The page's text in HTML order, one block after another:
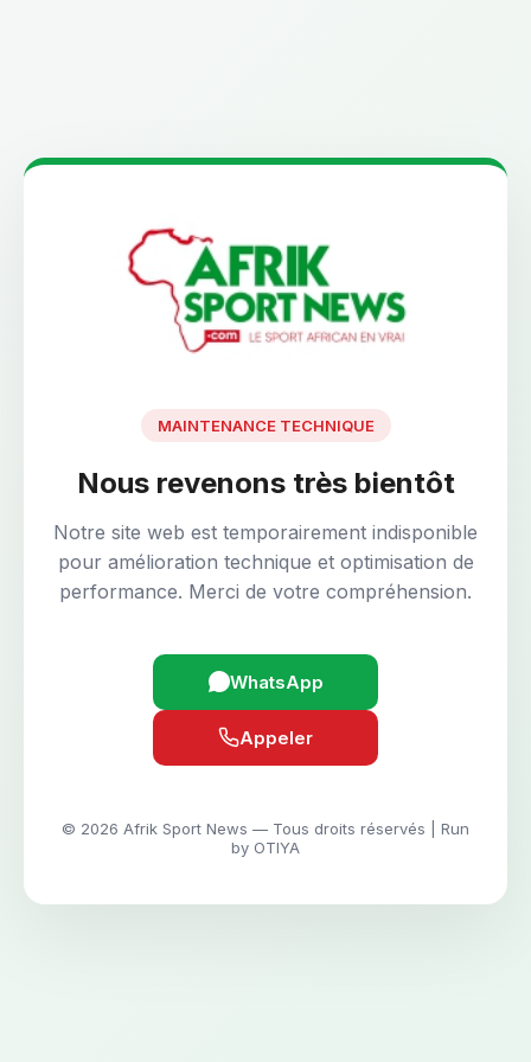
MAINTENANCE TECHNIQUE
Nous revenons très bientôt
Notre site web est temporairement indisponible
pour amélioration technique et optimisation de
performance. Merci de votre compréhension.
WhatsApp
Appeler
© 2026 Afrik Sport News — Tous droits réservés | Run
by OTIYA